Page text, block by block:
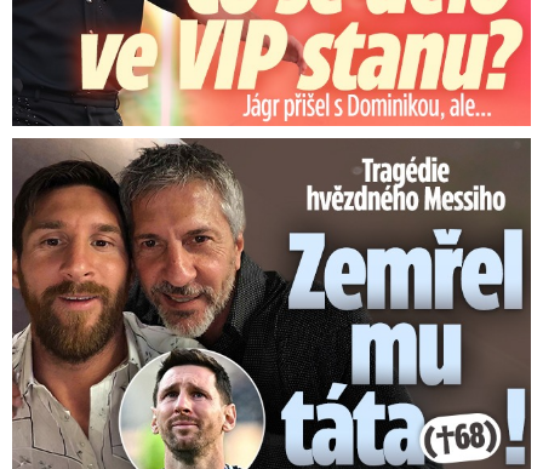
Tragédie hvězdného Messiho: Zemřel mu táta (†68)!